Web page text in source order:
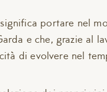
portare nel
e che, grazie al
di evolvere nel